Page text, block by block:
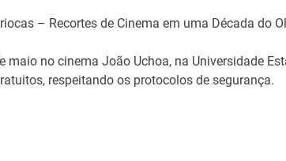
– Recortes de Cinema em uma Década do
maio no cinema João Uchoa, na Universidade
respeitando os protocolos de segurança.